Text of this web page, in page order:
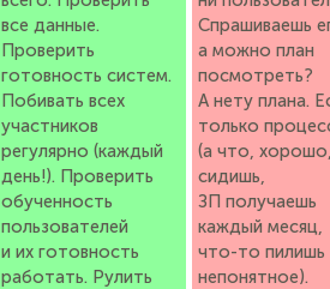
все данные.
Проверить
готовность систем.
Побивать всех
участников
регулярно (каждый
день!). Проверить
обученность
пользователей
и их готовность
работать. Рулить
Спрашиваешь
а можно план
посмотреть?
А нету плана.
только
(а что,
сидишь,
ЗП получаешь
каждый месяц,
что-то пилишь
непонятное).